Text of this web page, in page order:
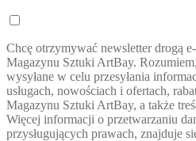
Chcę otrzymywać newsletter drogą
Magazynu Sztuki ArtBay.
wysyłane w celu przesyłania
usługach, nowościach i ofertach,
Magazynu Sztuki ArtBay, a także
Więcej informacji o przetwarzaniu
przysługujących prawach, znajduje